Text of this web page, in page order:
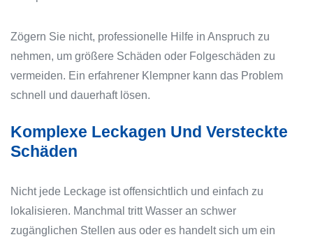
Zögern Sie nicht, professionelle Hilfe in Anspruch zu
nehmen, um größere Schäden oder Folgeschäden zu
vermeiden. Ein erfahrener Klempner kann das Problem
schnell und dauerhaft lösen.
Komplexe Leckagen Und Versteckte
Schäden
Nicht jede Leckage ist offensichtlich und einfach zu
lokalisieren. Manchmal tritt Wasser an schwer
zugänglichen Stellen aus oder es handelt sich um ein